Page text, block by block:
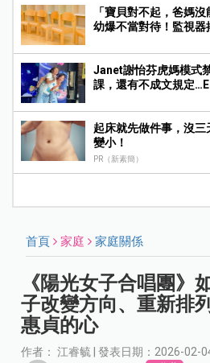
「寶貝對不起，爸媽
幼爆不當對待！監視
Janet謝怡芬虎媽模式
課，還有不成文規定
起床就先做件事，沒
變小！
PR（新素簡）
首頁 家庭 家庭關係
《陽光女子合唱團》
子改變方向、重新排
惠貞的心
作者： 江睿毓 | 發表日期：2026-02-